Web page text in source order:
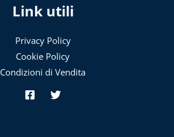
Link utili
Privacy Policy
Cookie Policy
Condizioni di Vendita